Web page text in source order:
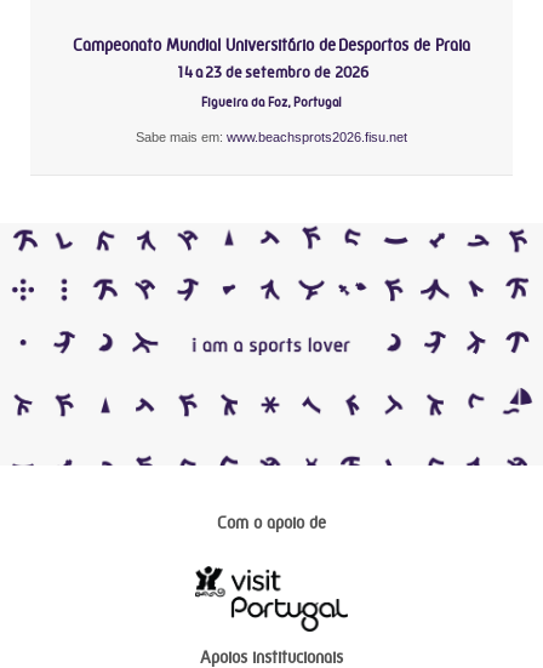
Campeonato Mundial Universitário de Desportos de Praia
14 a 23 de setembro de 2026
Figueira da Foz, Portugal
Sabe mais em: www.beachsprots2026.fisu.net
Com o apoio de
Apoios institucionais